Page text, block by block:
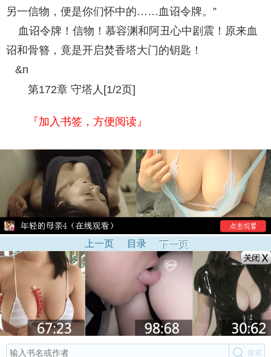
另一信物，便是你们怀中的……血诏令牌。”
血诏令牌！信物！慕容渊和阿丑心中剧震！原来血
诏和骨簪，竟是开启焚香塔大门的钥匙！
&n
第172章 守塔人[1/2页]
『加入书签，方便阅读』
上一页 目录 下一页